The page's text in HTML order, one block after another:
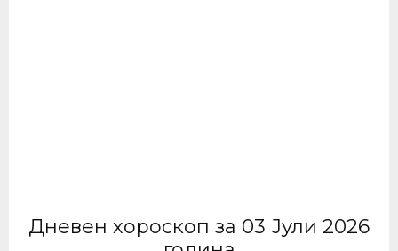
Дневен хороскоп за 03 Јули 2026